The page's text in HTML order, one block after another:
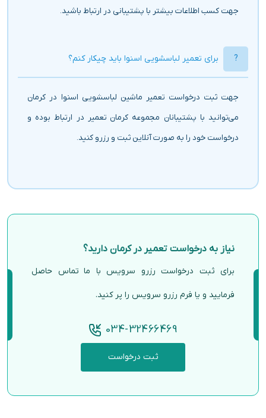
جهت کسب اطلاعات بیشتر با پشتیبانی در ارتباط باشید.
برای تعمیر لباسشویی اسنوا باید چیکار کنم؟
جهت ثبت درخواست تعمیر ماشین لباسشویی اسنوا در کرمان
می‌توانید با پشتیبانان مجموعه کرمان تعمیر در ارتباط بوده و
درخواست خود را به صورت آنلاین ثبت و رزرو کنید.
نیاز به درخواست تعمیر در کرمان دارید؟
برای ثبت درخواست رزرو سرویس با ما تماس حاصل
فرمایید و یا فرم رزرو سرویس را پر کنید.
034-32466469
ثبت درخواست